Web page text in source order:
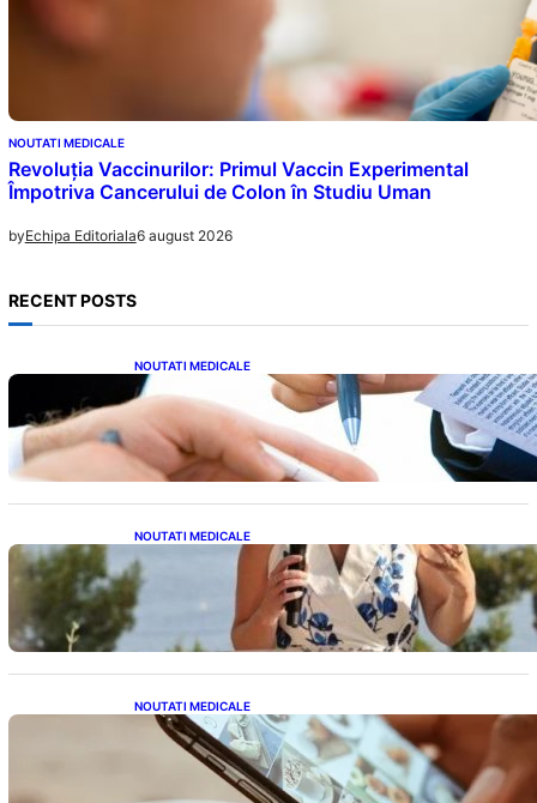
NOUTATI MEDICALE
Revoluția Vaccinurilor: Primul Vaccin Experimental
Împotriva Cancerului de Colon în Studiu Uman
byEchipa Editoriala6 august 2026
RECENT POSTS
NOUTATI MEDICALE
Acordul României cu Banca Mondială: O
Analiză Detaliată a Împrumutului și
Condițiilor Impuse
NOUTATI MEDICALE
Nașterea prințesei Eugenie la Lisabona: O
alegere plină de semnificație pentru familia
regală britanică
NOUTATI MEDICALE
Revoluția Bateriilor pentru Telefoane:
Avantaje, Provocări și Viitorul Tehnologiei
Energetice